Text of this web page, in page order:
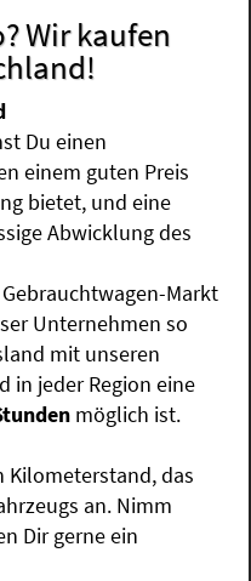
Wir kaufen
Du einen
einem guten Preis
bietet, und eine
Abwicklung des
Markt
Unternehmen so
mit unseren
in jeder Region eine
möglich ist.
Kilometerstand, das
an. Nimm
Dir gerne ein